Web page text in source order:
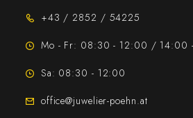
+43 / 2852 / 54225
Mo - Fr: 08:30 - 12:00 / 14:00
Sa: 08:30 - 12:00
office@juwelier-poehn.at